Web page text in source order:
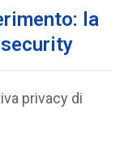
la
privacy di